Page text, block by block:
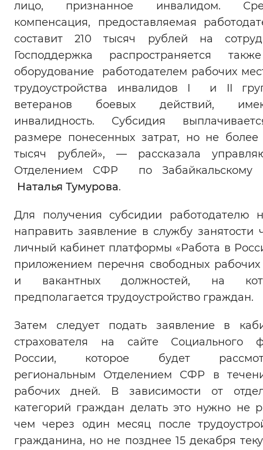
лицо, признанное инвалидом.
компенсация, предоставляемая
составит 210 тысяч рублей на
Господдержка распространяется
оборудование работодателем рабочих
трудоустройства инвалидов I и II
ветеранов боевых действий,
инвалидность. Субсидия
размере понесенных затрат, но не
тысяч рублей», — рассказала
Отделением СФР по Забайкальскому
Наталья Тумурова.
Для получения субсидии работодателю
направить заявление в службу занятости
личный кабинет платформы «Работа в
приложением перечня свободных рабочих
и вакантных должностей, на
предполагается трудоустройство граждан.
Затем следует подать заявление в
страхователя на сайте Социального
России, которое будет
региональным Отделением СФР в
рабочих дней. В зависимости от
категорий граждан делать это нужно не
чем через один месяц после
гражданина, но не позднее 15 декабря